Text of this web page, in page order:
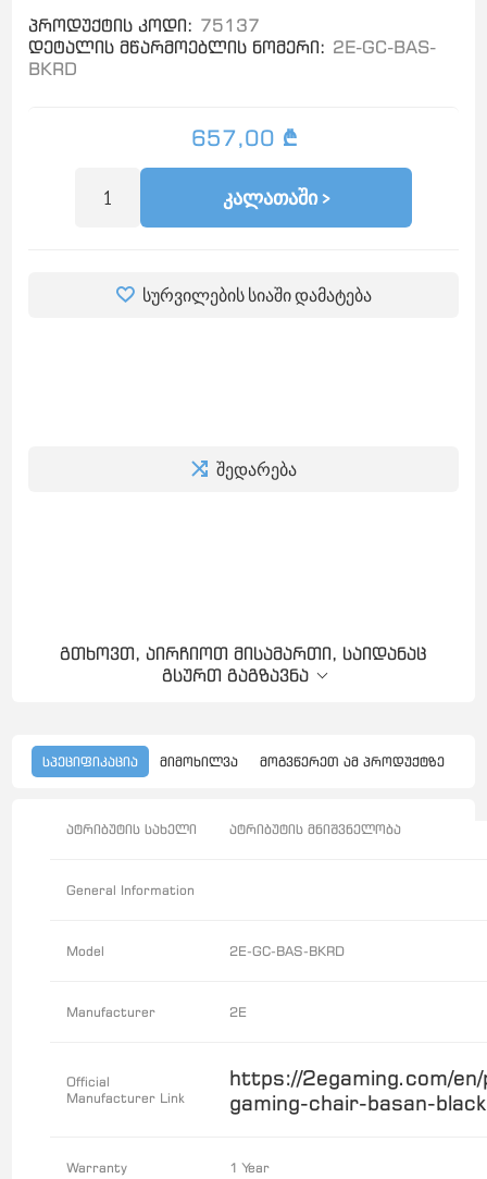
პროდუქტის კოდი: 75137
დეტალის მწარმოებლის ნომერი: 2E-GC-BAS-
BKRD
657,00 ₾
ᲙᲐᲚᲐᲗᲐᲨᲘ >
სურვილების სიაში დამატება
შედარება
გთხოვთ, აირჩიოთ მისამართი, საიდანაც
გსურთ გაგზავნა
სპეციფიკაცია მიმოხილვა მოგვწერეთ ამ პროდუქტზე
ატრიბუტის სახელი ატრიბუტის მნიშვნელობა
General Information
Model 2E-GC-BAS-BKRD
Manufacturer 2E
Official
Manufacturer Link
https://2egaming.com/
gaming-chair-basan-
Warranty 1 Year